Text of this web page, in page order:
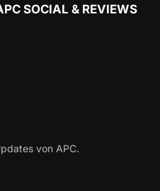
SOCIAL & REVIEWS
von APC.